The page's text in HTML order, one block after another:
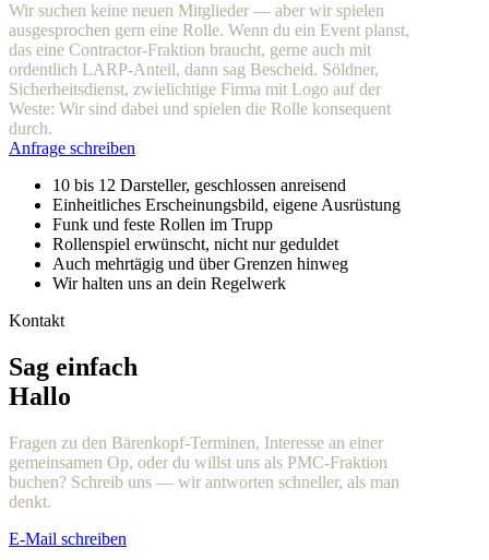
Wir suchen keine neuen Mitglieder — aber wir spielen
ausgesprochen gern eine Rolle. Wenn du ein Event planst,
das eine Contractor-Fraktion braucht, gerne auch mit
ordentlich LARP-Anteil, dann sag Bescheid. Söldner,
Sicherheitsdienst, zwielichtige Firma mit Logo auf der
Weste: Wir sind dabei und spielen die Rolle konsequent
durch.
Anfrage schreiben
10 bis 12 Darsteller, geschlossen anreisend
Einheitliches Erscheinungsbild, eigene Ausrüstung
Funk und feste Rollen im Trupp
Rollenspiel erwünscht, nicht nur geduldet
Auch mehrtägig und über Grenzen hinweg
Wir halten uns an dein Regelwerk
Kontakt
Sag einfach
Hallo
Fragen zu den Bärenkopf-Terminen, Interesse an einer
gemeinsamen Op, oder du willst uns als PMC-Fraktion
buchen? Schreib uns — wir antworten schneller, als man
denkt.
E-Mail schreiben